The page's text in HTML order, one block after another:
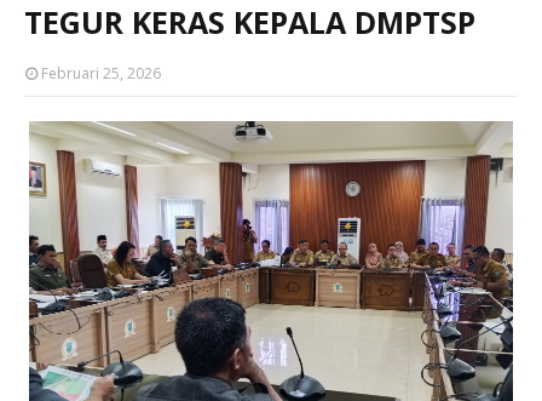
TEGUR KERAS KEPALA DMPTSP
Februari 25, 2026